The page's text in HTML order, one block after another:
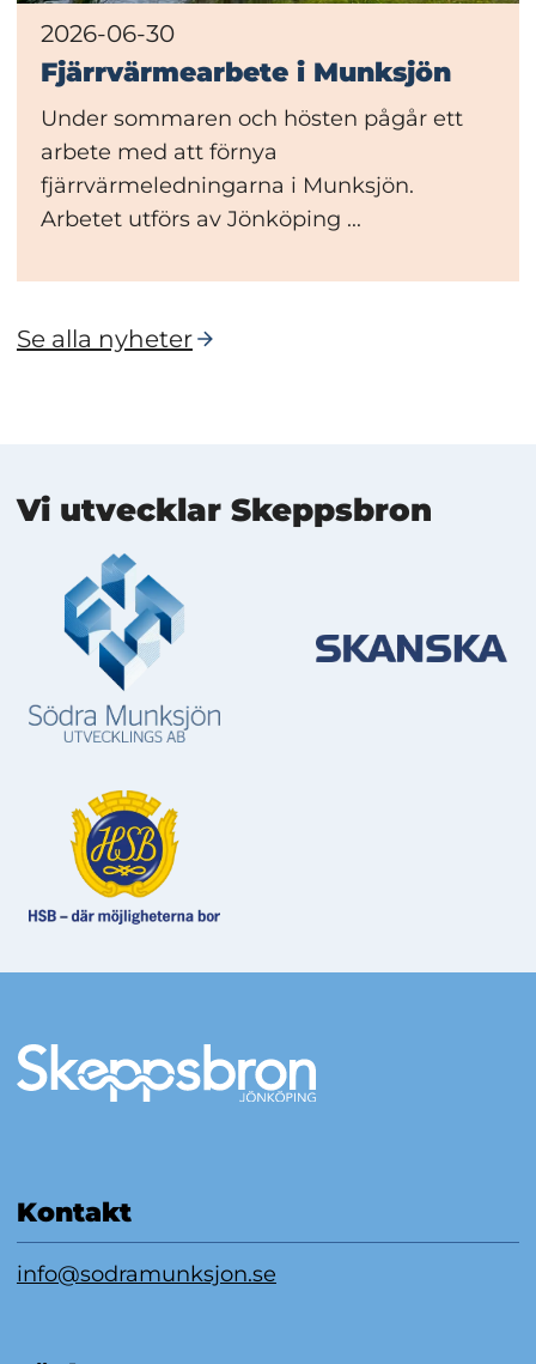
2026-06-30
Fjärrvärmearbete i Munksjön
Under sommaren och hösten pågår ett
arbete med att förnya
fjärrvärmeledningarna i Munksjön.
Arbetet utförs av Jönköping ...
Se alla nyheter
Mer information
Vi utvecklar Skeppsbron
Kontakt
info@sodramunksjon.se